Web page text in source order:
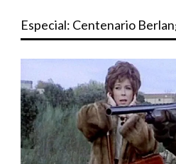
Especial: Centenario